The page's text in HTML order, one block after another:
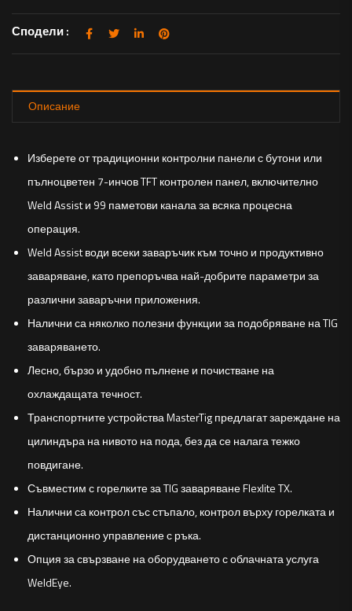
Сподели :
Описание
Изберете от традиционни контролни панели с бутони или
пълноцветен 7-инчов TFT контролен панел, включително
Weld Assist и 99 паметови канала за всяка процесна
операция.
Weld Assist води всеки заваръчик към точно и продуктивно
заваряване, като препоръчва най-добрите параметри за
различни заваръчни приложения.
Налични са няколко полезни функции за подобряване на TIG
заваряването.
Лесно, бързо и удобно пълнене и почистване на
охлаждащата течност.
Транспортните устройства MasterTig предлагат зареждане на
цилиндъра на нивото на пода, без да се налага тежко
повдигане.
Съвместим с горелките за TIG заваряване Flexlite TX.
Налични са контрол със стъпало, контрол върху горелката и
дистанционно управление с ръка.
Опция за свързване на оборудването с облачната услуга
WeldEye.